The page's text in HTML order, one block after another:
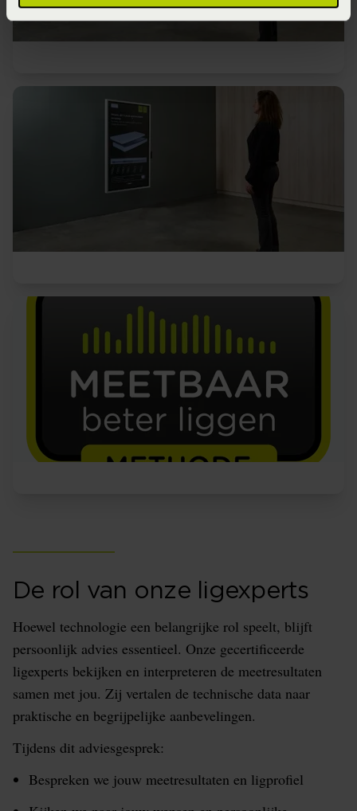
De rol van onze ligexperts
Hoewel technologie een belangrijke rol speelt, blijft
persoonlijk advies essentieel. Onze gecertificeerde
ligexperts bekijken en interpreteren de meetresultaten
samen met jou. Zij vertalen de technische data naar
praktische en begrijpelijke aanbevelingen.
Tijdens dit adviesgesprek:
Bespreken we jouw meetresultaten en ligprofiel